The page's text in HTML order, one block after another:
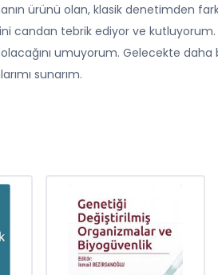
ürünü olan, klasik denetimden
candan tebrik ediyor ve
olacağını umuyorum. Gelecekte
sunarım.